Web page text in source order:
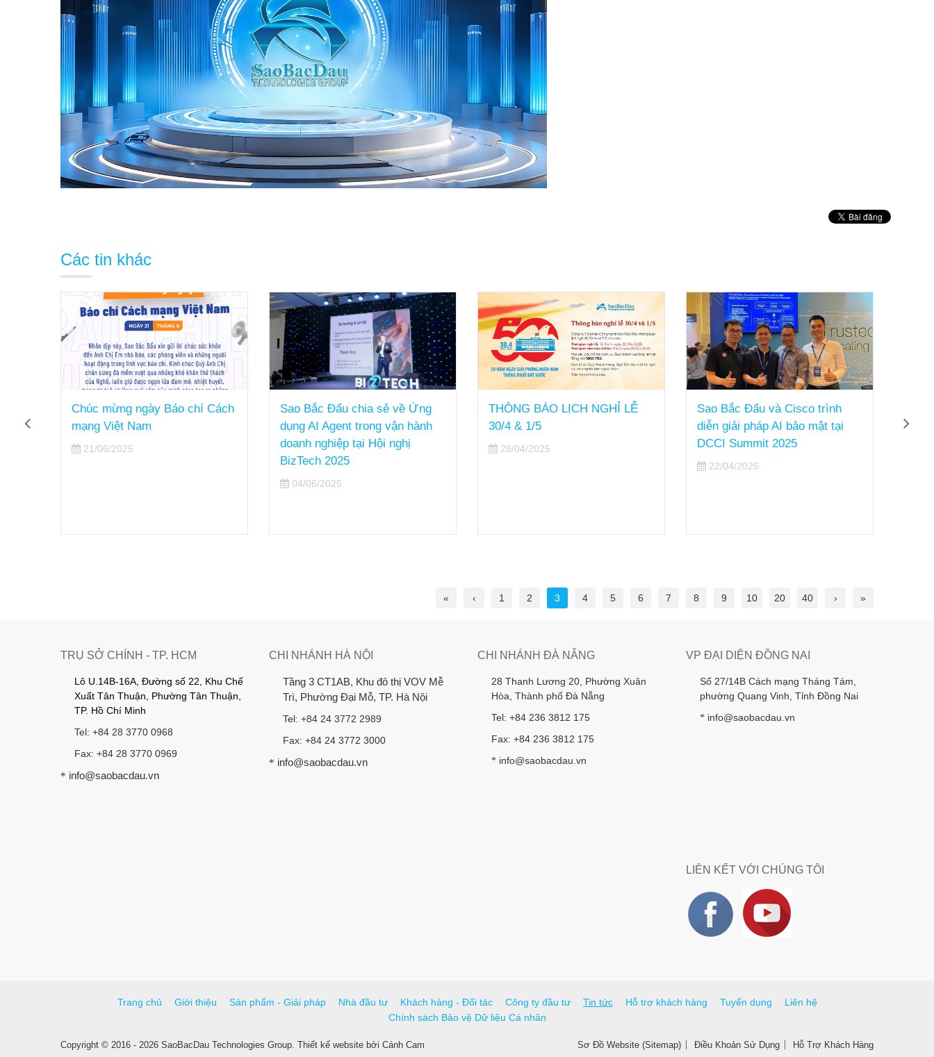
Các tin khác
Chúc mừng ngày Báo chí Cách
mạng Việt Nam
21/06/2025
Sao Bắc Đẩu chia sẻ về Ứng
dụng AI Agent trong vận hành
doanh nghiệp tại Hội nghị
BizTech 2025
04/06/2025
THÔNG BÁO LỊCH NGHỈ LỄ
30/4 & 1/5
28/04/2025
Sao Bắc Đẩu và Cisco trình
diễn giải pháp AI bảo mật tại
DCCI Summit 2025
22/04/2025
« ‹ 1 2 3 4 5 6 7 8 9 10 20 40 › »
TRỤ SỞ CHÍNH - TP. HCM
Lô U.14B-16A, Đường số 22, Khu Chế
Xuất Tân Thuận, Phường Tân Thuận,
TP. Hồ Chí Minh
Tel: +84 28 3770 0968
Fax: +84 28 3770 0969
* info@saobacdau.vn
CHI NHÁNH HÀ NỘI
Tầng 3 CT1AB, Khu đô thị VOV Mễ
Trì, Phường Đại Mỗ, TP. Hà Nội
Tel: +84 24 3772 2989
Fax: +84 24 3772 3000
* info@saobacdau.vn
CHI NHÁNH ĐÀ NẴNG
28 Thanh Lương 20, Phường Xuân
Hòa, Thành phố Đà Nẵng
Tel: +84 236 3812 175
Fax: +84 236 3812 175
* info@saobacdau.vn
VP ĐẠI DIỆN ĐỒNG NAI
Số 27/14B Cách mạng Tháng Tám,
phường Quang Vinh, Tỉnh Đồng Nai
* info@saobacdau.vn
LIÊN KẾT VỚI CHÚNG TÔI
Trang chủ Giới thiệu Sản phẩm - Giải pháp Nhà đầu tư Khách hàng - Đối tác Công ty đầu tư Tin tức Hỗ trợ khách hàng Tuyển dụng
Liên hệ
Chính sách Bảo vệ Dữ liệu Cá nhân
Copyright © 2016 - 2026 SaoBacDau Technologies Group. Thiết kế website bởi Cánh Cam Sơ Đồ Website (Sitemap) Điều Khoản Sử Dụng Hỗ Trợ Khách Hàng